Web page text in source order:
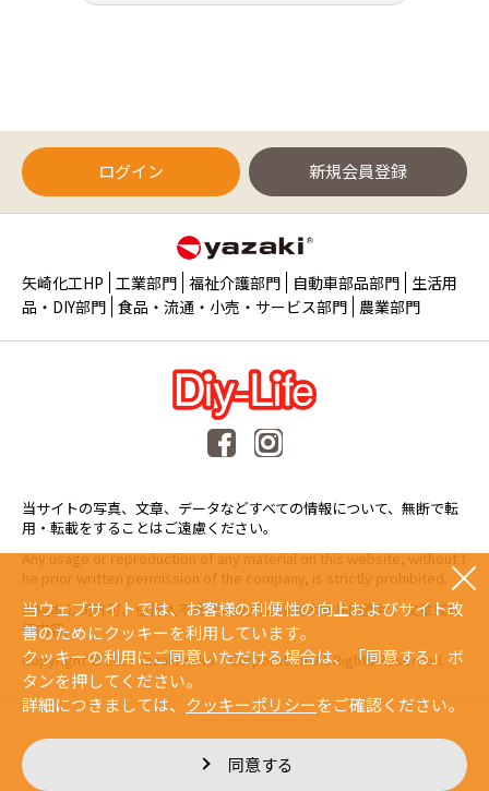
ログイン 新規会員登録
矢崎化工HP 工業部門 福祉介護部門 自動車部品部門 生活用
品・DIY部門 食品・流通・小売・サービス部門 農業部門
当サイトの写真、文章、データなどすべての情報について、無断で転
用・転載をすることはご遠慮ください。
Any usage or reproduction of any material on this website, without t
he prior written permission of the company, is strictly prohibited.
未經本公司許可、任何人不得擅自使用或複製本網站的圖片、文章或任
何内容。
Copyright © 2015 Yazaki Kako Corporation. All Rights Reserved.
当ウェブサイトでは、お客様の利便性の向上およびサイト改
善のためにクッキーを利用しています。
クッキーの利用にご同意いただける場合は、「同意する」ボ
タンを押してください。
詳細につきましては、 クッキーポリシーをご確認ください。
同意する